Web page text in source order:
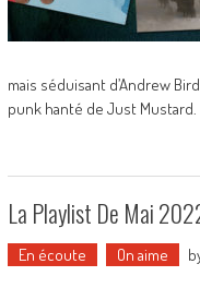
mais séduisant d’Andrew
punk hanté de Just Mustard.
La Playlist De Mai
En écoute On aime